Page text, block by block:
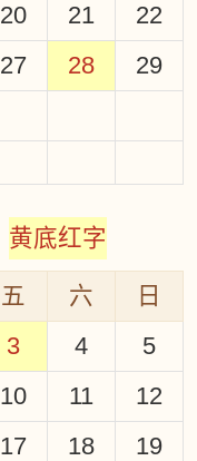
20 21
22
27 28
29
黄底红字
五 六
日
3 4
5
10 11
12
17 18
19